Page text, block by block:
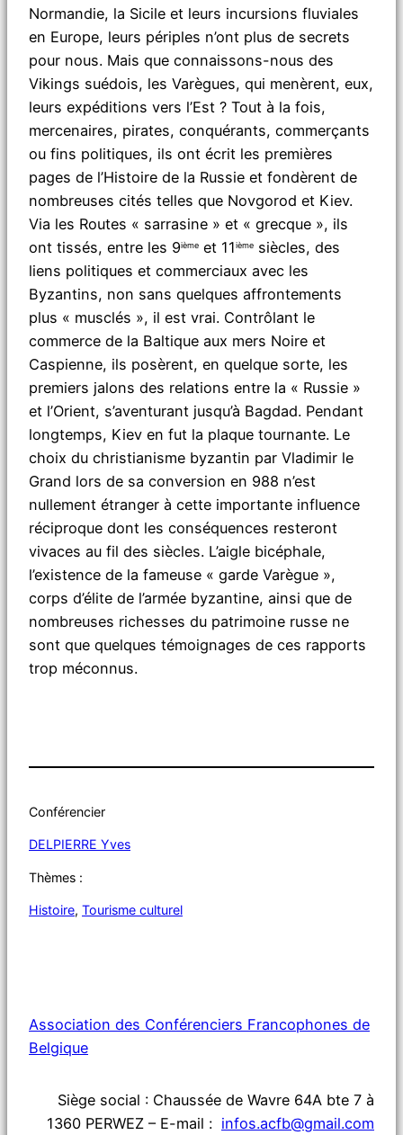
Normandie, la Sicile et leurs incursions fluviales
en Europe, leurs périples n’ont plus de secrets
pour nous. Mais que connaissons-nous des
Vikings suédois, les Varègues, qui menèrent, eux,
leurs expéditions vers l’Est ? Tout à la fois,
mercenaires, pirates, conquérants, commerçants
ou fins politiques, ils ont écrit les premières
pages de l’Histoire de la Russie et fondèrent de
nombreuses cités telles que Novgorod et Kiev.
Via les Routes « sarrasine » et « grecque », ils
ont tissés, entre les 9ième et 11ième siècles, des
liens politiques et commerciaux avec les
Byzantins, non sans quelques affrontements
plus « musclés », il est vrai. Contrôlant le
commerce de la Baltique aux mers Noire et
Caspienne, ils posèrent, en quelque sorte, les
premiers jalons des relations entre la « Russie »
et l’Orient, s’aventurant jusqu’à Bagdad. Pendant
longtemps, Kiev en fut la plaque tournante. Le
choix du christianisme byzantin par Vladimir le
Grand lors de sa conversion en 988 n’est
nullement étranger à cette importante influence
réciproque dont les conséquences resteront
vivaces au fil des siècles. L’aigle bicéphale,
l’existence de la fameuse « garde Varègue »,
corps d’élite de l’armée byzantine, ainsi que de
nombreuses richesses du patrimoine russe ne
sont que quelques témoignages de ces rapports
trop méconnus.
Conférencier
DELPIERRE Yves
Thèmes :
Histoire, Tourisme culturel
Association des Conférenciers Francophones de
Belgique
Siège social : Chaussée de Wavre 64A bte 7 à
1360 PERWEZ – E-mail : infos.acfb@gmail.com